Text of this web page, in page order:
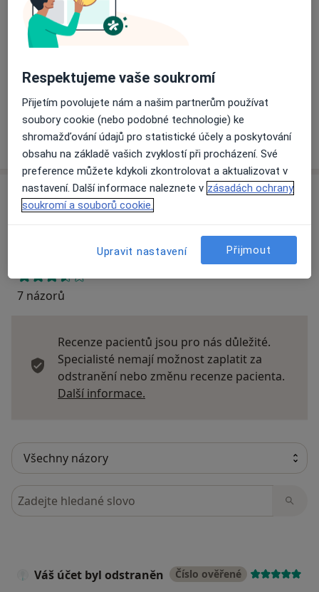
Co mám v takové situaci udělat?
Na teto adrese lékař přijímá pacienty na pojišťovnu
Detaily
Víceo adrese
Názory
Přidejte svůj názor
7 názorů
Recenze pacientů jsou pro nás důležité.
Specialisté nemají možnost zaplatit za
odstranění nebo změnu recenze pacienta.
Další informace.
Hledejte v názorech
Váš účet byl odstraněn Číslo ověřené
Respektujeme vaše soukromí
Přijetím povolujete nám a našim partnerům používat
soubory cookie (nebo podobné technologie) ke
shromažďování údajů pro statistické účely a poskytování
obsahu na základě vašich zvyklostí při procházení. Své
preference můžete kdykoli zkontrolovat a aktualizovat v
nastavení. Další informace naleznete v zásadách ochrany
soukromí a souborů cookie.
Upravit nastavení Přijmout